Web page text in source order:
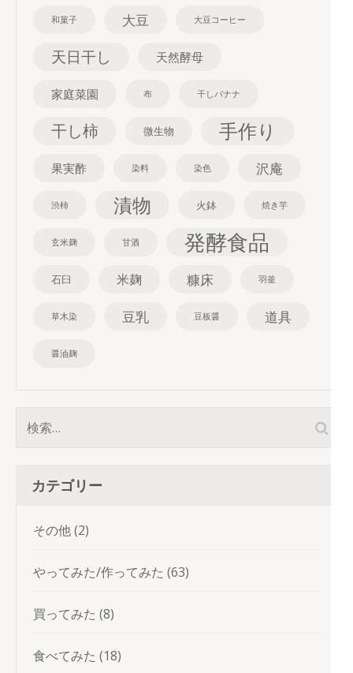
和菓子 大豆 大豆コーヒー
天日干し 天然酵母
家庭菜園 布 干しバナナ
干し柿 微生物 手作り
果実酢 染料 染色 沢庵
渋柿 漬物 火鉢 焼き芋
玄米麹 甘酒 発酵食品
石臼 米麹 糠床 羽釜
草木染 豆乳 豆板醤 道具
醤油麹
検
カテゴリー
その他(2)
やってみた/作ってみた (63)
買ってみた (8)
食べてみた (18)